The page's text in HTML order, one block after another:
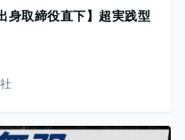
身取締役直下】超実践型